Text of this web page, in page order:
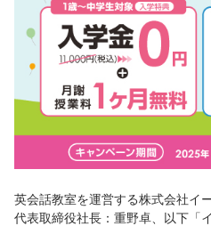
英会話教室を運営する株式会社イ
代表取締役社長：重野卓、以下「